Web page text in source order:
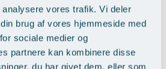
vores trafik. Vi deler
brug af vores hjemmeside med
sociale medier og
partnere kan kombinere disse
du har givet dem, eller som
– Tangaløft
>